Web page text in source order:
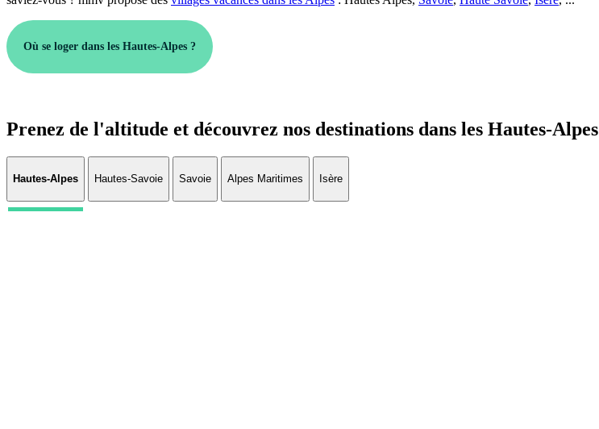
Où se loger dans les Hautes-Alpes ?
Prenez de l'altitude et découvrez nos destinations dans les Hautes-Alpes
Hautes-Alpes Hautes-Savoie Savoie Alpes Maritimes Isère